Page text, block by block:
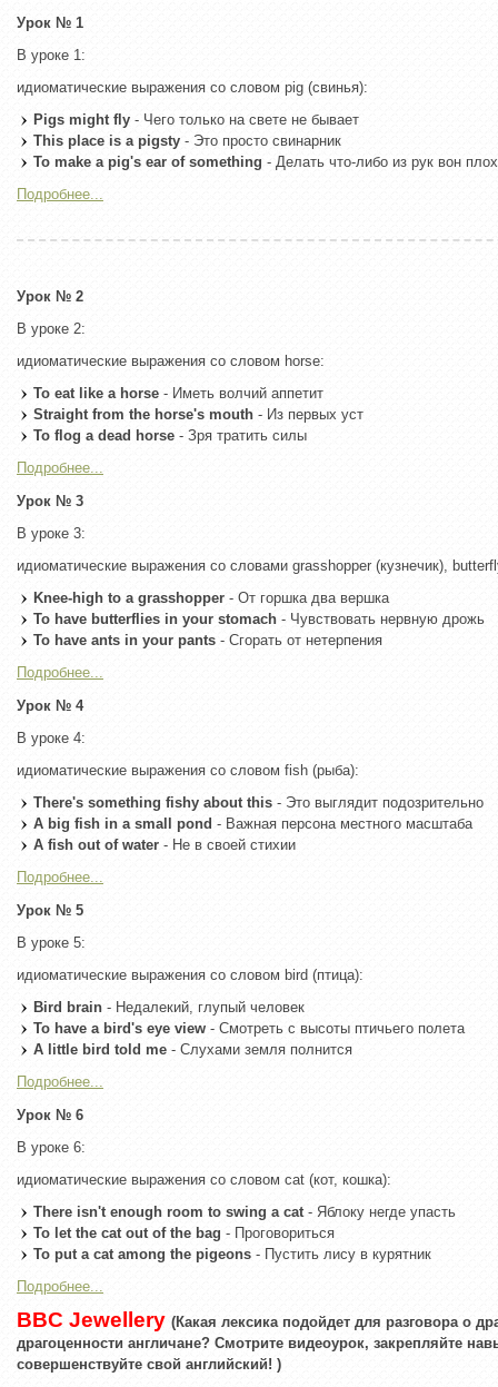
Урок № 1
В уроке 1:
идиоматические выражения со словом pig (свинья):
Pigs might fly - Чего только на свете не бывает
This place is a pigsty - Это просто свинарник
To make a pig's ear of something - Делать что-либо из рук вон
Подробнее...
Урок № 2
В уроке 2:
идиоматические выражения со словом horse:
To eat like a horse - Иметь волчий аппетит
Straight from the horse's mouth - Из первых уст
To flog a dead horse - Зря тратить силы
Подробнее...
Урок № 3
В уроке 3:
идиоматические выражения со словами grasshopper (кузнечик),
Knee-high to a grasshopper - От горшка два вершка
To have butterflies in your stomach - Чувствовать нервную дрожь
To have ants in your pants - Сгорать от нетерпения
Подробнее...
Урок № 4
В уроке 4:
идиоматические выражения со словом fish (рыба):
There's something fishy about this - Это выглядит подозрительно
A big fish in a small pond - Важная персона местного масштаба
A fish out of water - Не в своей стихии
Подробнее...
Урок № 5
В уроке 5:
идиоматические выражения со словом bird (птица):
Bird brain - Недалекий, глупый человек
To have a bird's eye view - Смотреть с высоты птичьего полета
A little bird told me - Слухами земля полнится
Подробнее...
Урок № 6
В уроке 6:
идиоматические выражения со словом cat (кот, кошка):
There isn't enough room to swing a cat- Яблоку негде упасть
To let the cat out of the bag - Проговориться
To put a cat among the pigeons - Пустить лису в курятник
Подробнее...
BBC Jewellery (Какая лексика подойдет для разговора о
драгоценности англичане? Смотрите видеоурок, закрепляйте
совершенствуйте свой английский! )